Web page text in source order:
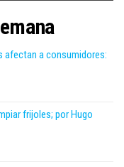
a consumidores:
frijoles; por Hugo